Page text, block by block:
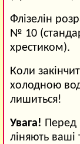
Флізелін
№ 10
хрестиком).
Коли
холодною
лишиться!
Увага! Перед
ліняють ваші